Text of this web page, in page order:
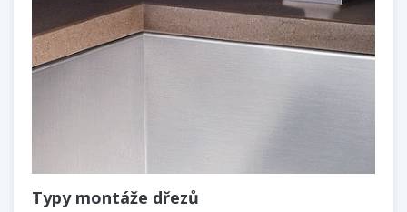
Typy montáže dřezů